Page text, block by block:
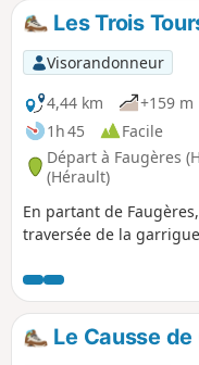
Les Trois
Visorandonneur
4,44 km
+159 m
1h 45
Facile
Départ à Faugères
(Hérault)
En partant de
traversée de la
Le Causse